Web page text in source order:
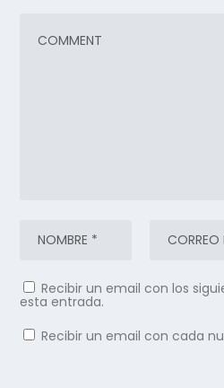
Recibir un email con los
esta entrada.
Recibir un email con cada